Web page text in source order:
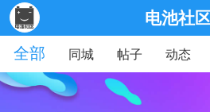
电池社
全部
同城 帖子 动态